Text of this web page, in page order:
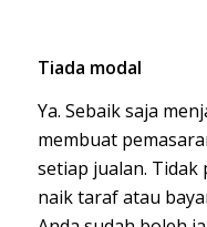
Tiada modal
Ya. Sebaik saja
membuat
setiap jualan.
naik taraf atau